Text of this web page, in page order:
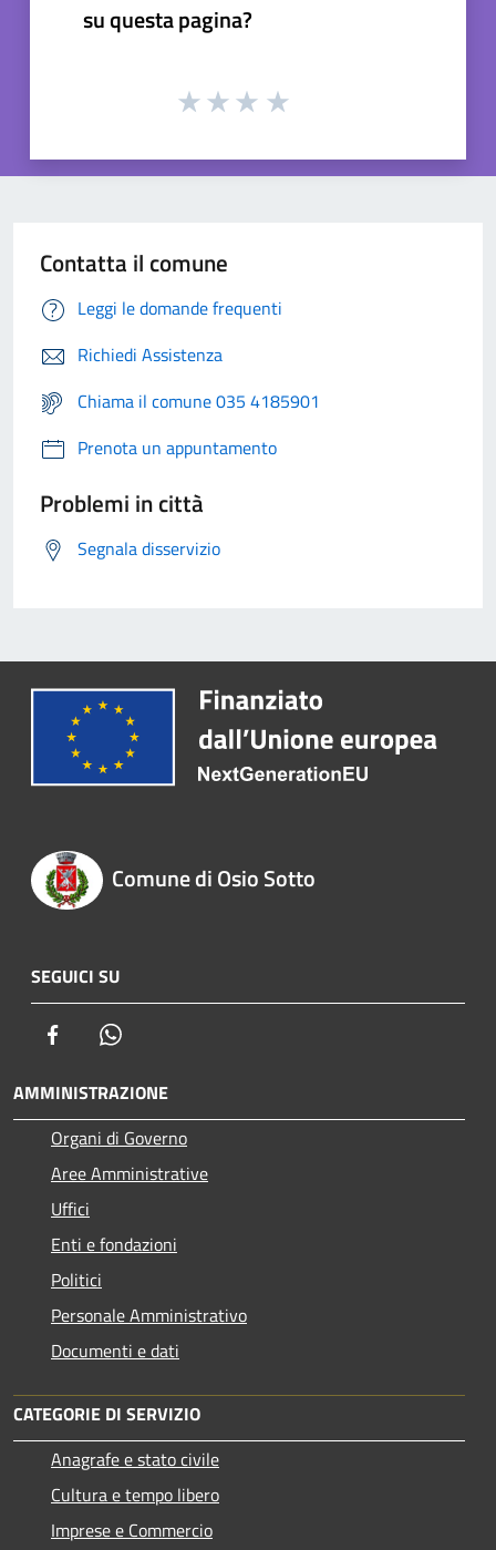
su questa pagina?
Contatta il comune
Leggi le domande frequenti
Richiedi Assistenza
Chiama il comune 035 4185901
Prenota un appuntamento
Problemi in città
Segnala disservizio
Comune di Osio Sotto
SEGUICI SU
Facebook
AMMINISTRAZIONE
Organi di Governo
Aree Amministrative
Uffici
Enti e fondazioni
Politici
Personale Amministrativo
Documenti e dati
CATEGORIE DI SERVIZIO
Anagrafe e stato civile
Cultura e tempo libero
Imprese e Commercio